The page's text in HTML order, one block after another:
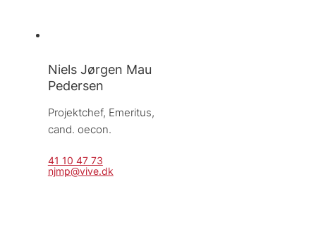
Niels Jørgen Mau
Pedersen
Projektchef, Emeritus,
cand. oecon.
41 10 47 73
njmp@vive.dk